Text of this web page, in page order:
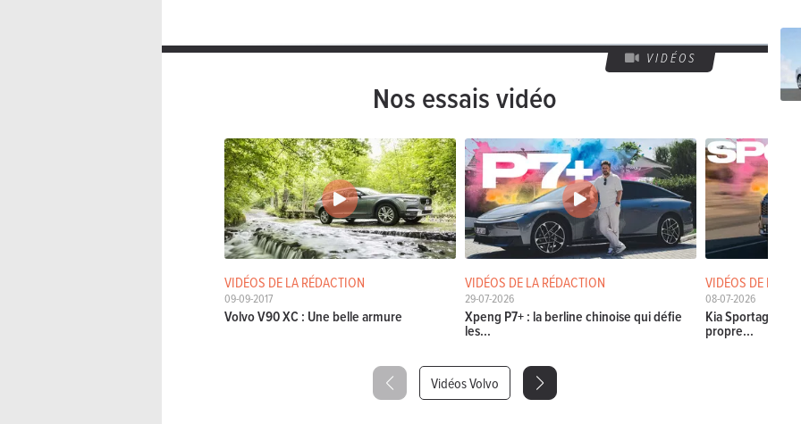
VIDÉOS
Nos essais vidéo
VIDÉOS DE LA RÉDACTION
09-09-2017
Volvo V90 XC : Une belle armure
VIDÉOS DE LA RÉDACTION
29-07-2026
Xpeng P7+ : la berline chinoise qui défie
les...
VIDÉOS DE LA
08-07-2026
Kia Sportage
propre...
Vidéos Volvo